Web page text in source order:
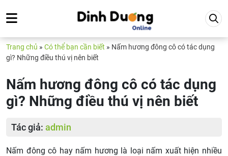
Trang chủ » Có thể bạn cần biết » Nấm hương đông cô có tác dụng
gì? Những điều thú vị nên biết
Nấm hương đông cô có tác dụng
gì? Những điều thú vị nên biết
Tác giả: admin
Nấm đông cô hay nấm hương là loại nấm xuất hiện nhiều